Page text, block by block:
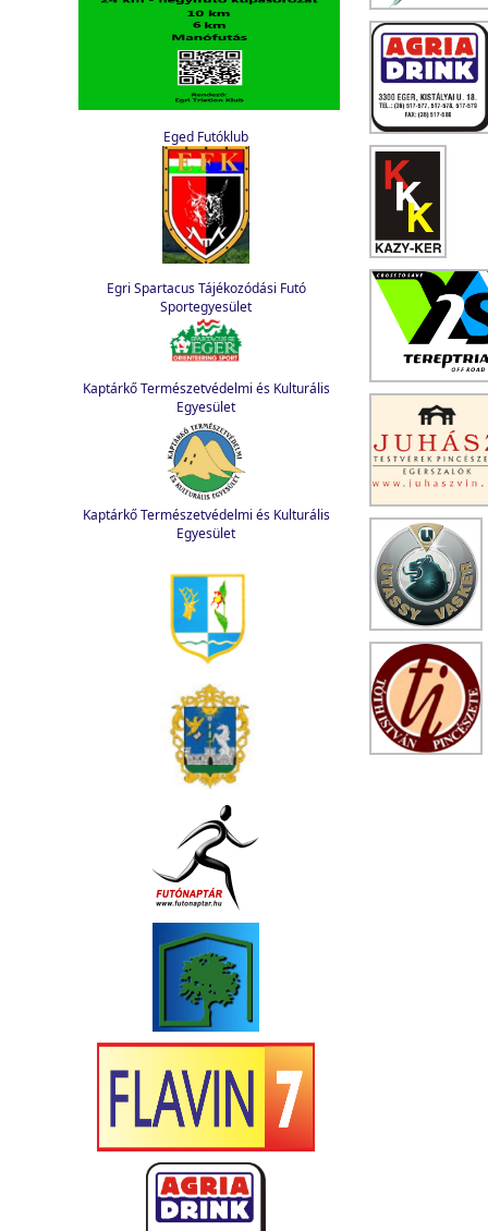
Eged Futóklub
Egri Spartacus Tájékozódási Futó
Sportegyesület
Kaptárkő Természetvédelmi és Kulturális
Egyesület
Kaptárkő Természetvédelmi és Kulturális
Egyesület